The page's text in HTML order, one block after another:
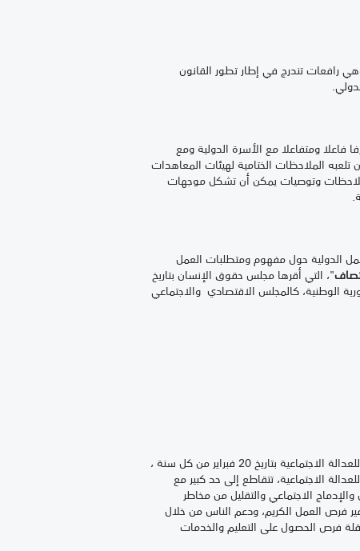
رافعات تندرج في إطار تطور القانون
فاعلا ومتفاعلا مع الأسرة الدولية ومع
تلعبه الملاحظات الختامية لهيئات المعاهدات
ملاحظات وتوصيات يمكن أن تشكل موجهات
الدولية حول مفهوم ومتطلبات العمل
"، التي أقرها مجلس حقوق الإنسان بتاريخ
الوطنية، كالمجلس الاقتصادي والاجتماعي
وأود، ضمن نفس المنطق، تذكيركم بكون الرسائل السنوية التي يوجهها الأمين العام للأمم المتحدة بمناسبة اليوم العاملي للعدالة الاجتماعية بتاريخ 20 فبراير من كل سنة ،
الاجتماعية، تتقاطع إلى حد كبير مع
الوطني والعالمي وتكافؤ الفرص والإدماج الاجتماعي والتقليل من مخاطر
عن طريق توفير فرص العمل الكريم، ودعم الناس من خلال
لمسألة "تناقص أجور النساء والشباب، وقلة فرص الحصول على التعليم والخدمات